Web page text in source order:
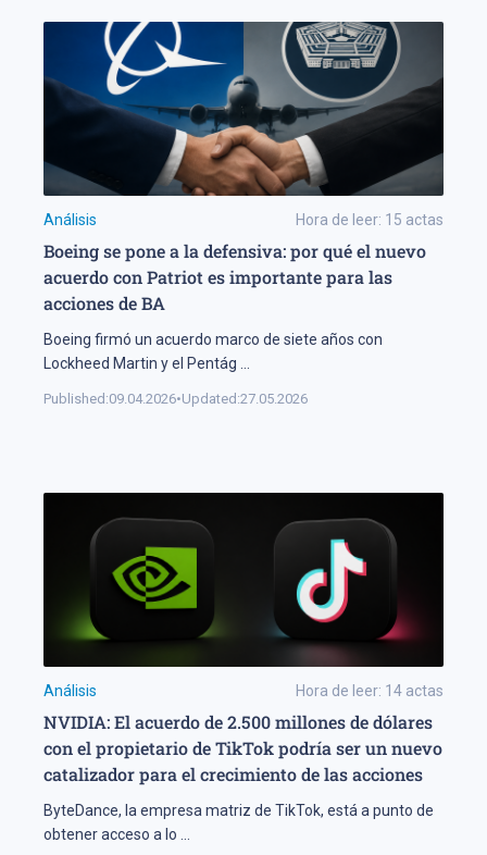
Análisis Hora de leer: 15 actas
Boeing se pone a la defensiva: por qué el nuevo
acuerdo con Patriot es importante para las
acciones de BA
Boeing firmó un acuerdo marco de siete años con
Lockheed Martin y el Pentág
Published:09.04.2026•Updated:27.05.2026
Análisis Hora de leer: 14 actas
NVIDIA: El acuerdo de 2.500 millones de dólares
con el propietario de TikTok podría ser un nuevo
catalizador para el crecimiento de las acciones
ByteDance, la empresa matriz de TikTok, está a punto de
obtener acceso a lo